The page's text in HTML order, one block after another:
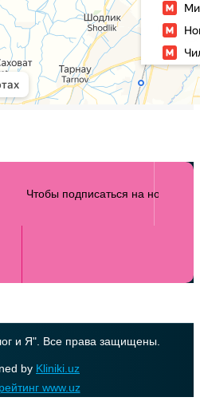
и Я". Все права защищены.
by Kliniki.uz